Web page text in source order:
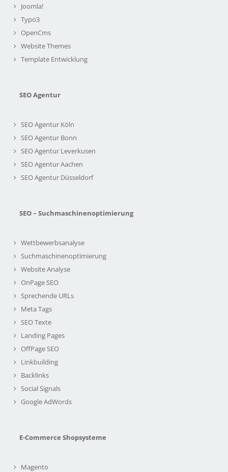
Joomla!
Typo3
OpenCms
Website Themes
Template Entwicklung
SEO Agentur
SEO Agentur Köln
SEO Agentur Bonn
SEO Agentur Leverkusen
SEO Agentur Aachen
SEO Agentur Düsseldorf
SEO – Suchmaschinenoptimierung
Wettbewerbsanalyse
Suchmaschinenoptimierung
Website Analyse
OnPage SEO
Sprechende URLs
Meta Tags
SEO Texte
Landing Pages
OffPage SEO
Linkbuilding
Backlinks
Social Signals
Google AdWords
E-Commerce Shopsysteme
Magento